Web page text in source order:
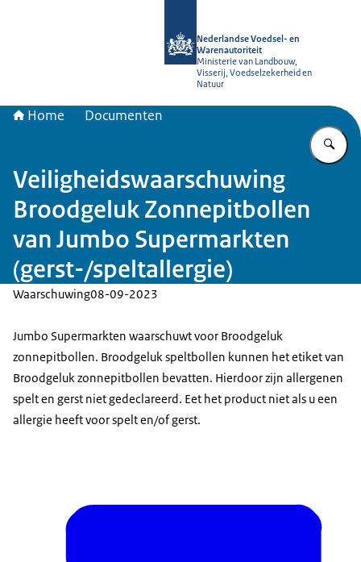
Nederlandse Voedsel- en
Warenautoriteit
Ministerie van Landbouw,
Visserij, Voedselzekerheid en
Natuur
Home Documenten
Veiligheidswaarschuwing
Broodgeluk Zonnepitbollen
van Jumbo Supermarkten
(gerst-/speltallergie)
Waarschuwing08-09-2023
Jumbo Supermarkten waarschuwt voor Broodgeluk
zonnepitbollen. Broodgeluk speltbollen kunnen het etiket van
Broodgeluk zonnepitbollen bevatten. Hierdoor zijn allergenen
spelt en gerst niet gedeclareerd. Eet het product niet als u een
allergie heeft voor spelt en/of gerst.